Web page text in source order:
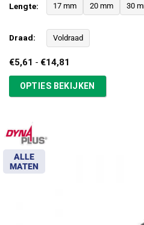
Lengte: 17 mm 20 mm 30
Draad: Voldraad
€5,61 - €14,81
tot
€14,81
OPTIES BEKIJKEN
ALLE
MATEN